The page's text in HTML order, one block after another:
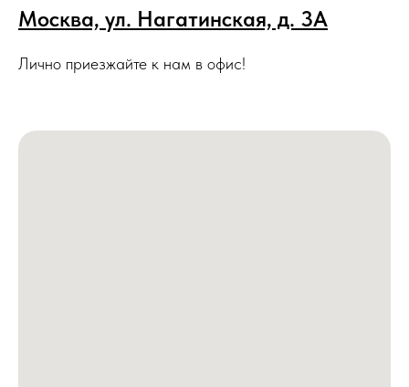
Москва, ул. Нагатинская, д. 3A
Лично приезжайте к нам в офис!